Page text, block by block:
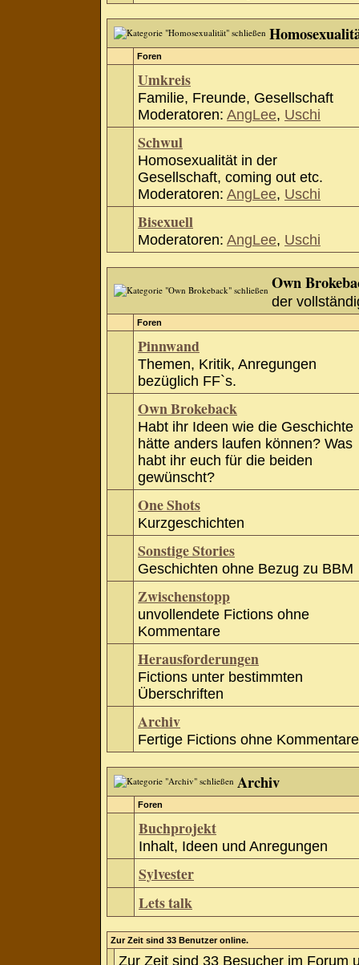
Foren
Umkreis
Familie, Freunde, Gesellschaft
Moderatoren: AngLee, Uschi
Schwul
Homosexualität in der
Gesellschaft, coming out etc.
Moderatoren: AngLee, Uschi
Bisexuell
Moderatoren: AngLee, Uschi
Own
der
Foren
Pinnwand
Themen, Kritik, Anregungen
bezüglich FF`s.
Own Brokeback
Habt ihr Ideen wie die Geschichte
hätte anders laufen können? Was
habt ihr euch für die beiden
gewünscht?
One Shots
Kurzgeschichten
Sonstige Stories
Geschichten ohne Bezug zu BBM
Zwischenstopp
unvollendete Fictions ohne
Kommentare
Herausforderungen
Fictions unter bestimmten
Überschriften
Archiv
Fertige Fictions ohne Kommentare
Archiv
Foren
Buchprojekt
Inhalt, Ideen und Anregungen
Sylvester
Lets talk
Zur Zeit sind 33 Benutzer online.
Zur Zeit sind 33 Besucher im Forum